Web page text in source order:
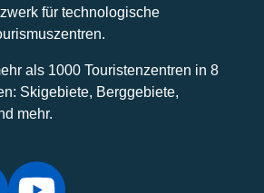
für technologische
als 1000 Touristenzentren in 8
Skigebiete, Berggebiete,
mehr.